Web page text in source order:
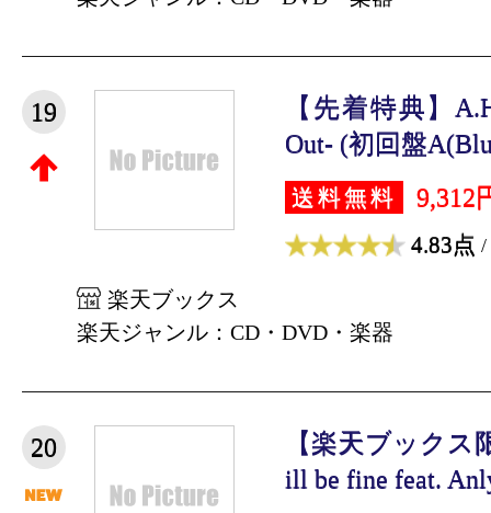
19
【先着特典】
Out- (初回盤
送料無料 9,312
4.83点 /
楽天ブックス
楽天ジャンル：CD・DVD・楽器
20
【楽天ブックス
ill be fine feat.